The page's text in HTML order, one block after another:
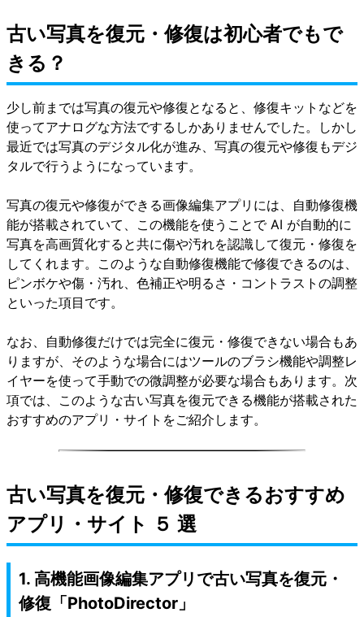
古い写真を復元・修復は初心者でもで
きる？
少し前までは写真の復元や修復となると、修復キットなどを
使ってアナログな方法でするしかありませんでした。しかし
最近では写真のデジタル化が進み、写真の復元や修復もデジ
タルで行うようになっています。
写真の復元や修復ができる画像編集アプリには、自動修復機
能が搭載されていて、この機能を使うことで AI が自動的に
写真を高画質化すると共に傷や汚れを認識して復元・修復を
してくれます。このような自動修復機能で修復できるのは、
ピンボケや傷・汚れ、色補正や明るさ・コントラストの調整
といった項目です。
なお、自動修復だけでは完全に復元・修復できない場合もあ
りますが、そのような場合にはツールのブラシ機能や調整レ
イヤーを使って手動での微調整が必要な場合もあります。次
項では、このような古い写真を復元できる機能が搭載された
おすすめのアプリ・サイトをご紹介します。
古い写真を復元・修復できるおすすめ
アプリ・サイト ５ 選
1. 高機能画像編集アプリで古い写真を復元・
修復「PhotoDirector」